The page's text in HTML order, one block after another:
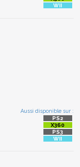
Aussi disponible sur :